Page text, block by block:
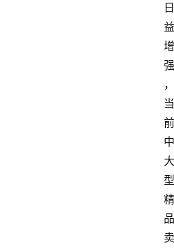
日
益
增
强
，
当
前
中
大
型
精
品
卖